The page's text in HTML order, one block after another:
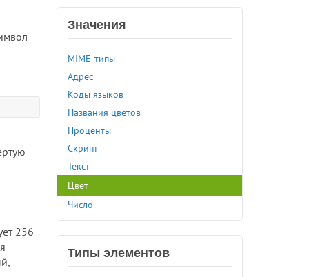
256
<big>
<blink>
<body>
<br>
<button>
<canvas>
<caption>
<center>
<cite>
<code>
<col>
<colgroup>
<comment>
Значения
MIME-типы
Адрес
Коды языков
Названия цветов
Проценты
Скрипт
Текст
Цвет
Число
Типы элементов